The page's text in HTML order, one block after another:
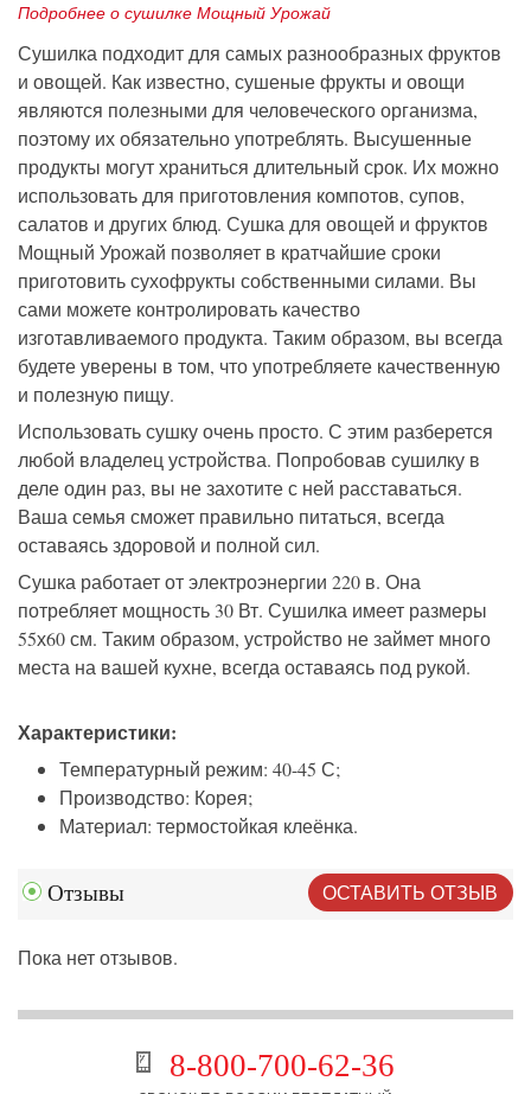
Подробнее о сушилке Мощный Урожай
Сушилка подходит для самых разнообразных фруктов
и овощей. Как известно, сушеные фрукты и овощи
являются полезными для человеческого организма,
поэтому их обязательно употреблять. Высушенные
продукты могут храниться длительный срок. Их можно
использовать для приготовления компотов, супов,
салатов и других блюд. Сушка для овощей и фруктов
Мощный Урожай позволяет в кратчайшие сроки
приготовить сухофрукты собственными силами. Вы
сами можете контролировать качество
изготавливаемого продукта. Таким образом, вы всегда
будете уверены в том, что употребляете качественную
и полезную пищу.
Использовать сушку очень просто. С этим разберется
любой владелец устройства. Попробовав сушилку в
деле один раз, вы не захотите с ней расставаться.
Ваша семья сможет правильно питаться, всегда
оставаясь здоровой и полной сил.
Сушка работает от электроэнергии 220 в. Она
потребляет мощность 30 Вт. Сушилка имеет размеры
55х60 см. Таким образом, устройство не займет много
места на вашей кухне, всегда оставаясь под рукой.
Характеристики:
Температурный режим: 40-45 С;
Производство: Корея;
Материал: термостойкая клеёнка.
Отзывы ОСТАВИТЬ ОТЗЫВ
Пока нет отзывов.
8-800-700-62-36